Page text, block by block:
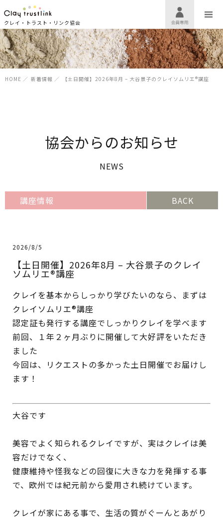
クレイ・トラスト・リンク協会
HOME ／ 新着情報 ／ 【土日開催】2026年8月 – 大谷景子のクレイソムリエ®講座
協会からのお知らせ
NEWS
講座情報 BACK
2026/8/5
【土日開催】2026年8月 – 大谷景子のクレイ
ソムリエ®講座
クレイを基本からしっかり学びたいのなら、まずは
クレイソムリエ®講座
認定証も発行する講座でしっかりクレイを学べます
前回、１年２ヶ月ぶりに開催して大好評をいただき
ました
今回は、リクエストの多かった土日開催でお届けし
ます！
大谷です
美容でよく知られるクレイですが、実はクレイは美
容だけでなく、
健康維持や怪我などの回復に大きな力を発揮する事
で、欧州では紀元前から愛用され続けています。
クレイが家にある事で、生活の質がぐーんとあがり